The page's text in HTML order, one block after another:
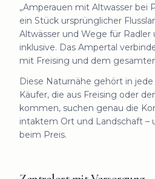
„Amperauen mit Altwasser bei
ein Stück ursprünglicher
Altwässer und Wege für Radler
inklusive. Das Ampertal
mit Freising und dem
Diese Naturnähe gehört in
Käufer, die aus Freising oder
kommen, suchen genau die
intaktem Ort und Landschaft –
beim Preis.